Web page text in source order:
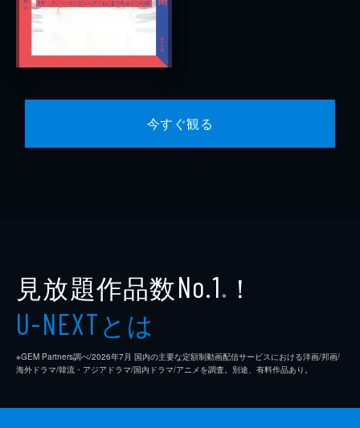
今すぐ観る
見放題作品数No.1 ※ ！
U-NEXTとは
※GEM Partners調べ/2026年7⽉ 国内の主要な定額制動画配信サービスにおける洋画/邦画/
海外ドラマ/韓流・アジアドラマ/国内ドラマ/アニメを調査。別途、有料作品あり。